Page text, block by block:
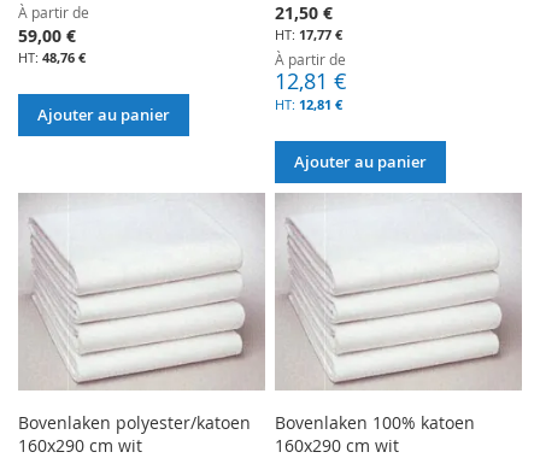
À partir de
59,00 €
48,76 €
Ajouter au panier
21,50 €
17,77 €
À partir de
12,81 €
12,81 €
Ajouter au panier
Bovenlaken polyester/katoen
160x290 cm wit
Bovenlaken 100% katoen
160x290 cm wit